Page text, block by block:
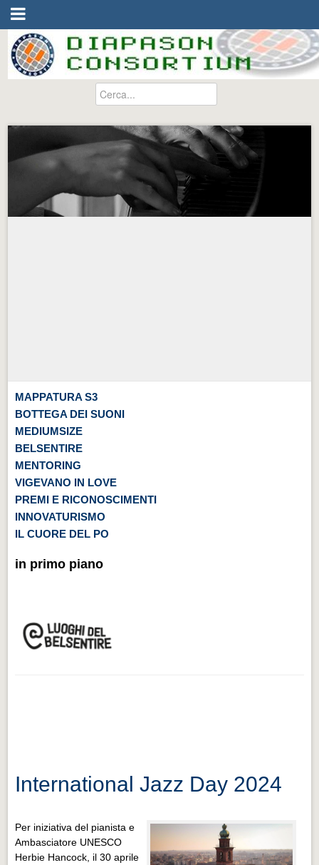
MAPPATURA S3
BOTTEGA DEI SUONI
MEDIUMSIZE
BELSENTIRE
MENTORING
VIGEVANO IN LOVE
PREMI E RICONOSCIMENTI
INNOVATURISMO
IL CUORE DEL PO
in primo piano
International Jazz Day 2024
Per iniziativa del pianista e
Ambasciatore UNESCO
Herbie Hancock, il 30 aprile